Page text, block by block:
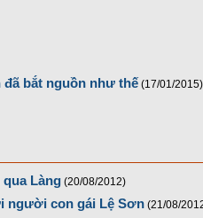
bắt nguồn như thế (17/01/2015)
qua Làng (20/08/2012)
người con gái Lệ Sơn (21/08/